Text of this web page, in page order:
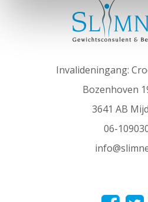
Invalideningang:
Bozenhoven
3641 AB
06-